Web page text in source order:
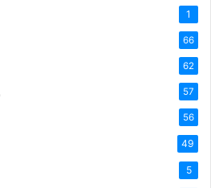
1
66
62
57
56
49
5